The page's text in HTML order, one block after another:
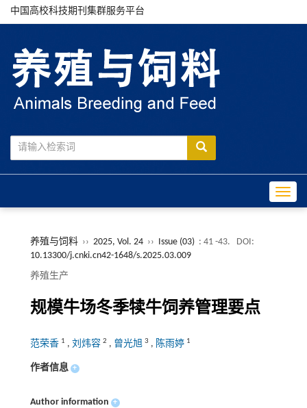
中国高校科技期刊集群服务平台
养殖与饲料 ›› 2025, Vol. 24 ›› Issue (03) : 41 -43.
DOI:
10.13300/j.cnki.cn42-1648/s.2025.03.009
养殖生产
规模牛场冬季犊牛饲养管理要点
范荣香 1 , 刘炜容 2 , 曾光旭 3 , 陈雨婷 1
作者信息 +
Author information +